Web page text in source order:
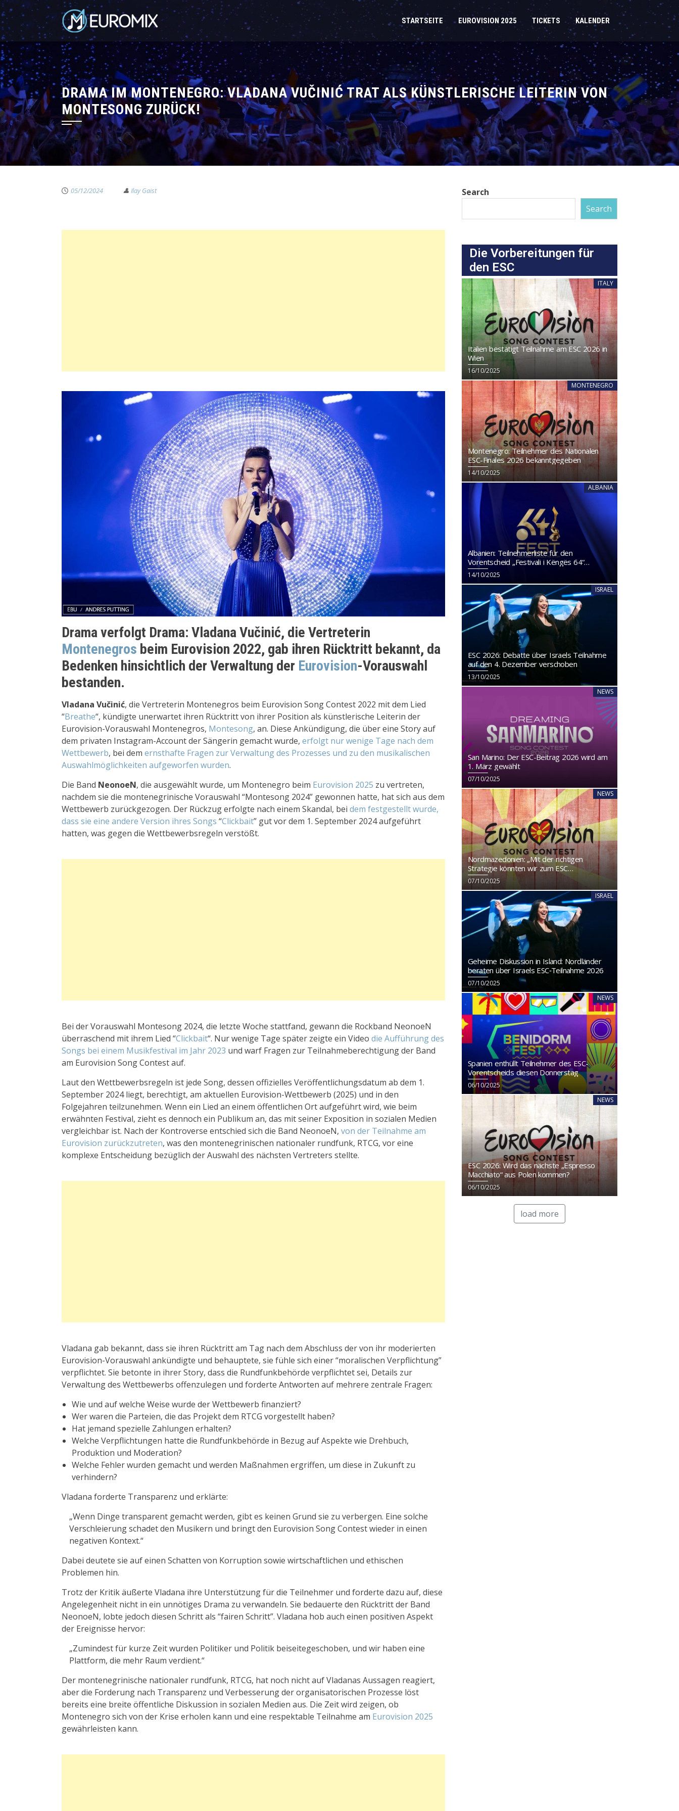
STARTSEITE EUROVISION 2025 TICKETS KALENDER
DRAMA IM MONTENEGRO: VLADANA VUČINIĆ TRAT ALS KÜNSTLERISCHE LEITERIN VON
MONTESONG ZURÜCK!
05/12/2024
Drama verfolgt Drama: Vladana Vučinić, die Vertreterin
Montenegros beim Eurovision 2022, gab ihren Rücktritt bekannt, da
Bedenken hinsichtlich der Verwaltung der Eurovision-Vorauswahl
bestanden.
Vladana Vučinić, die Vertreterin Montenegros beim Eurovision Song Contest 2022 mit dem Lied
“Breathe“, kündigte unerwartet ihren Rücktritt von ihrer Position als künstlerische Leiterin der
Eurovision-Vorauswahl Montenegros, Montesong, an. Diese Ankündigung, die über eine Story auf
dem privaten Instagram-Account der Sängerin gemacht wurde, erfolgt nur wenige Tage nach dem
Wettbewerb, bei dem ernsthafte Fragen zur Verwaltung des Prozesses und zu den musikalischen
Auswahlmöglichkeiten aufgeworfen wurden.
Die Band NeonoeN, die ausgewählt wurde, um Montenegro beim Eurovision 2025 zu vertreten,
nachdem sie die montenegrinische Vorauswahl “Montesong 2024” gewonnen hatte, hat sich aus dem
Wettbewerb zurückgezogen. Der Rückzug erfolgte nach einem Skandal, bei dem festgestellt wurde,
dass sie eine andere Version ihres Songs “Clickbait” gut vor dem 1. September 2024 aufgeführt
hatten, was gegen die Wettbewerbsregeln verstößt.
Bei der Vorauswahl Montesong 2024, die letzte Woche stattfand, gewann die Rockband NeonoeN
überraschend mit ihrem Lied “Clickbait“. Nur wenige Tage später zeigte ein Video die Aufführung des
Songs bei einem Musikfestival im Jahr 2023 und warf Fragen zur Teilnahmeberechtigung der Band
am Eurovision Song Contest auf.
Laut den Wettbewerbsregeln ist jede Song, dessen offizielles Veröffentlichungsdatum ab dem 1.
September 2024 liegt, berechtigt, am aktuellen Eurovision-Wettbewerb (2025) und in den
Folgejahren teilzunehmen. Wenn ein Lied an einem öffentlichen Ort aufgeführt wird, wie beim
erwähnten Festival, zieht es dennoch ein Publikum an, das mit seiner Exposition in sozialen Medien
vergleichbar ist. Nach der Kontroverse entschied sich die Band NeonoeN, von der Teilnahme am
Eurovision zurückzutreten, was den montenegrinischen nationaler rundfunk, RTCG, vor eine
komplexe Entscheidung bezüglich der Auswahl des nächsten Vertreters stellte.
Vladana gab bekannt, dass sie ihren Rücktritt am Tag nach dem Abschluss der von ihr moderierten
Eurovision-Vorauswahl ankündigte und behauptete, sie fühle sich einer “moralischen Verpflichtung”
verpflichtet. Sie betonte in ihrer Story, dass die Rundfunkbehörde verpflichtet sei, Details zur
Verwaltung des Wettbewerbs offenzulegen und forderte Antworten auf mehrere zentrale Fragen:
Wie und auf welche Weise wurde der Wettbewerb finanziert?
Wer waren die Parteien, die das Projekt dem RTCG vorgestellt haben?
Hat jemand spezielle Zahlungen erhalten?
Welche Verpflichtungen hatte die Rundfunkbehörde in Bezug auf Aspekte wie Drehbuch,
Produktion und Moderation?
Welche Fehler wurden gemacht und werden Maßnahmen ergriffen, um diese in Zukunft zu
verhindern?
Vladana forderte Transparenz und erklärte:
„Wenn Dinge transparent gemacht werden, gibt es keinen Grund sie zu verbergen. Eine solche
Verschleierung schadet den Musikern und bringt den Eurovision Song Contest wieder in einen
negativen Kontext.“
Dabei deutete sie auf einen Schatten von Korruption sowie wirtschaftlichen und ethischen
Problemen hin.
Trotz der Kritik äußerte Vladana ihre Unterstützung für die Teilnehmer und forderte dazu auf, diese
Angelegenheit nicht in ein unnötiges Drama zu verwandeln. Sie bedauerte den Rücktritt der Band
NeonoeN, lobte jedoch diesen Schritt als “fairen Schritt”. Vladana hob auch einen positiven Aspekt
der Ereignisse hervor:
„Zumindest für kurze Zeit wurden Politiker und Politik beiseitegeschoben, und wir haben eine
Plattform, die mehr Raum verdient.“
Der montenegrinische nationaler rundfunk, RTCG, hat noch nicht auf Vladanas Aussagen reagiert,
aber die Forderung nach Transparenz und Verbesserung der organisatorischen Prozesse löst
bereits eine breite öffentliche Diskussion in sozialen Medien aus. Die Zeit wird zeigen, ob
Montenegro sich von der Krise erholen kann und eine respektable Teilnahme am Eurovision 2025
gewährleisten kann.
Search
Search
Die Vorbereitungen für
den ESC
ITALY
Italien bestätigt Teilnahme am ESC 2026 in
Wien
16/10/2025
MONTENEGRO
Montenegro: Teilnehmer des Nationalen
ESC-Finales 2026 bekanntgegeben
14/10/2025
ALBANIA
Albanien: Teilnehmerliste für den
Vorentscheid „Festivali i Këngës 64“
veröffentlicht
14/10/2025
ISRAEL
ESC 2026: Debatte über Israels Teilnahme
auf den 4. Dezember verschoben
13/10/2025
NEWS
San Marino: Der ESC-Beitrag 2026 wird am
1. März gewählt
07/10/2025
NEWS
Nordmazedonien: „Mit der richtigen
Strategie könnten wir zum ESC
zurückkehren“
07/10/2025
ISRAEL
Geheime Diskussion in Island: Nordländer
beraten über Israels ESC‑Teilnahme 2026
07/10/2025
NEWS
Spanien enthüllt Teilnehmer des ESC-
Vorentscheids diesen Donnerstag
06/10/2025
NEWS
ESC 2026: Wird das nächste „Espresso
Macchiato“ aus Polen kommen?
06/10/2025
load more